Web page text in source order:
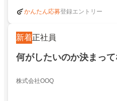
かんたん応募登録エントリー
新着正社員
何がしたいのか決まっ
株式会社OOQ